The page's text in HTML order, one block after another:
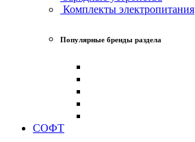
Комплекты электропитания
Популярные бренды раздела
СОФТ